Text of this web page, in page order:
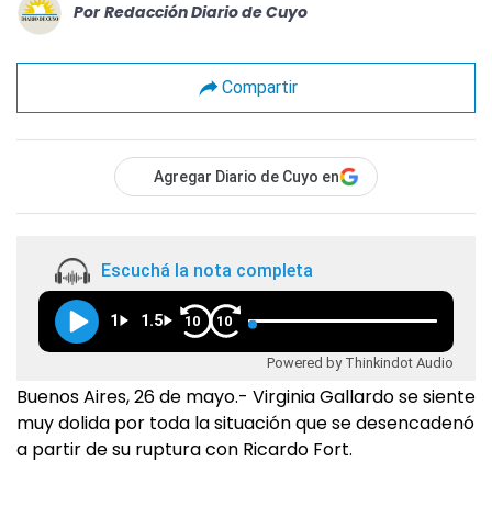
Por Redacción Diario de Cuyo
Compartir
Agregar Diario de Cuyo en
Escuchá la nota completa
1 1.5 10 10
Powered by Thinkindot Audio
Buenos Aires, 26 de mayo.- Virginia Gallardo se siente
muy dolida por toda la situación que se desencadenó
a partir de su ruptura con Ricardo Fort.